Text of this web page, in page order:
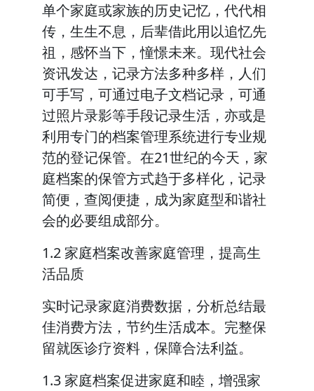
单个家庭或家族的历史记忆，代代相
传，生生不息，后辈借此用以追忆先
祖，感怀当下，憧憬未来。现代社会
资讯发达，记录方法多种多样，人们
可手写，可通过电子文档记录，可通
过照片录影等手段记录生活，亦或是
利用专门的档案管理系统进行专业规
范的登记保管。在21世纪的今天，家
庭档案的保管方式趋于多样化，记录
简便，查阅便捷，成为家庭型和谐社
会的必要组成部分。
1.2 家庭档案改善家庭管理，提高生
活品质
实时记录家庭消费数据，分析总结最
佳消费方法，节约生活成本。完整保
留就医诊疗资料，保障合法利益。
1.3 家庭档案促进家庭和睦，增强家